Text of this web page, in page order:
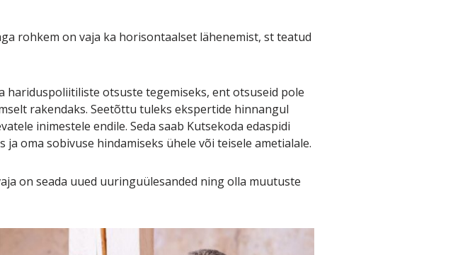
rohkem on vaja ka horisontaalset lähenemist, st teatud
hariduspoliitiliste otsuste tegemiseks, ent otsuseid pole
rakendaks. Seetõttu tuleks ekspertide hinnangul
inimestele endile. Seda saab Kutsekoda edaspidi
oma sobivuse hindamiseks ühele või teisele ametialale.
on seada uued uuringuülesanded ning olla muutuste